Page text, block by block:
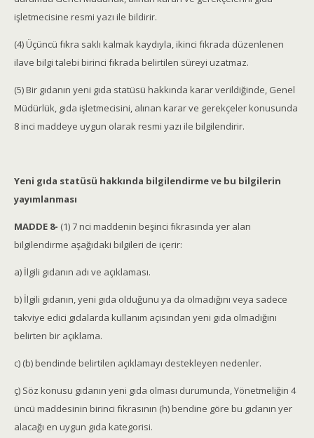
işletmecisine resmi yazı ile bildirir.
(4) Üçüncü fıkra saklı kalmak kaydıyla, ikinci fıkrada düzenlenen
ilave bilgi talebi birinci fıkrada belirtilen süreyi uzatmaz.
(5) Bir gıdanın yeni gıda statüsü hakkında karar verildiğinde, Genel
Müdürlük, gıda işletmecisini, alınan karar ve gerekçeler konusunda
8 inci maddeye uygun olarak resmi yazı ile bilgilendirir.
Yeni gıda statüsü hakkında bilgilendirme ve bu bilgilerin
yayımlanması
MADDE 8- (1) 7 nci maddenin beşinci fıkrasında yer alan
bilgilendirme aşağıdaki bilgileri de içerir:
a) İlgili gıdanın adı ve açıklaması.
b) İlgili gıdanın, yeni gıda olduğunu ya da olmadığını veya sadece
takviye edici gıdalarda kullanım açısından yeni gıda olmadığını
belirten bir açıklama.
c) (b) bendinde belirtilen açıklamayı destekleyen nedenler.
ç) Söz konusu gıdanın yeni gıda olması durumunda, Yönetmeliğin 4
üncü maddesinin birinci fıkrasının (h) bendine göre bu gıdanın yer
alacağı en uygun gıda kategorisi.